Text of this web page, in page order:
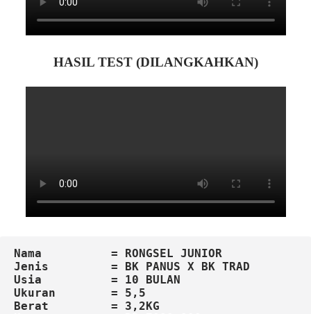
HASIL TEST (DILANGKAHKAN)
Nama          = RONGSEL JUNIOR
Jenis         = BK PANUS X BK TRAD
Usia          = 10 BULAN
Ukuran        = 5,5
Berat         = 3,2KG